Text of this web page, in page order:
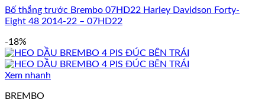
Bố thắng trước Brembo 07HD22 Harley Davidson Forty-
Eight 48 2014-22 – 07HD22
-18%
Xem nhanh
BREMBO